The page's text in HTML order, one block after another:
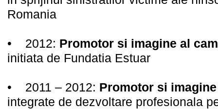
Romania
• 2012: Promotor si imagine al
initiata de Fundatia Estuar
• 2011 – 2012: Promotor si imagine
integrate de dezvoltare profesionala